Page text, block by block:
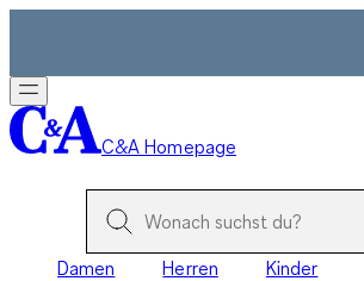
C&A Homepage
Damen Herren Kinder